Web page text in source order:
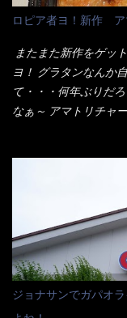
メシは、宮崎辛麺に
んだか紙に巻かれた
り見慣れない姿・・
明なトレイに並んだ
がかかる） 袋の裏側
それなばらと冷蔵庫
け、韮の葉の部分を
うでしょう？ 見た
イのHPを見ると・・
ム製法で仕上げた、
の旨味に数種類の唐
れた醤油ベースのス
ロピア者ヨ！新作 ア
またまた新作をゲッ
ヨ！ グラタンなんか
て・・・何年ぶりだ
なぁ～ アマトリチャ
ブン皿で焼いて、大
をよーく見たら表面
た・・・チーズに焦
ことをオススメしま
ろう） 早速タバスコ
いよ！ 久しぶりだな
ジョナサンでガパオ